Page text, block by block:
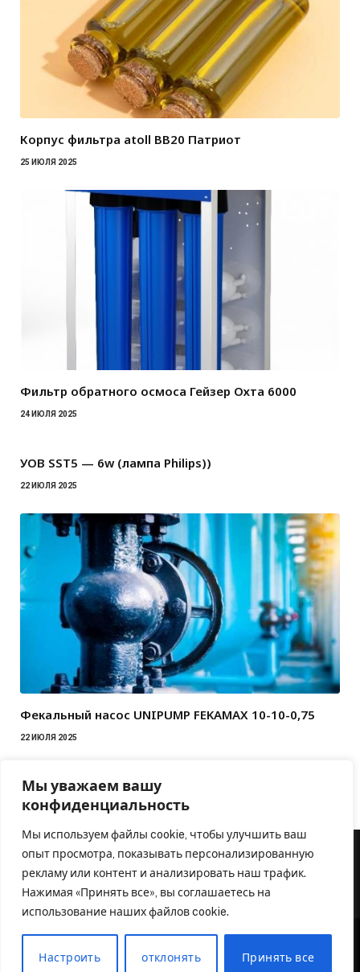
Мы уважаем вашу
конфиденциальность
Мы используем файлы cookie, чтобы улучшить ваш
опыт просмотра, показывать персонализированную
рекламу или контент и анализировать наш трафик.
Нажимая «Принять все», вы соглашаетесь на
использование наших файлов cookie.
Настроить отклонять Принять все
Корпус фильтра atoll BB20 Патриот
25 ИЮЛЯ 2025
Фильтр обратного осмоса Гейзер Охта 6000
24 ИЮЛЯ 2025
УОВ SST5 — 6w (лампа Philips))
22 ИЮЛЯ 2025
Фекальный насос UNIPUMP FEKAMAX 10-10-0,75
22 ИЮЛЯ 2025
© 2026 Аква Оборудование. Официальный партнер inzton.ru